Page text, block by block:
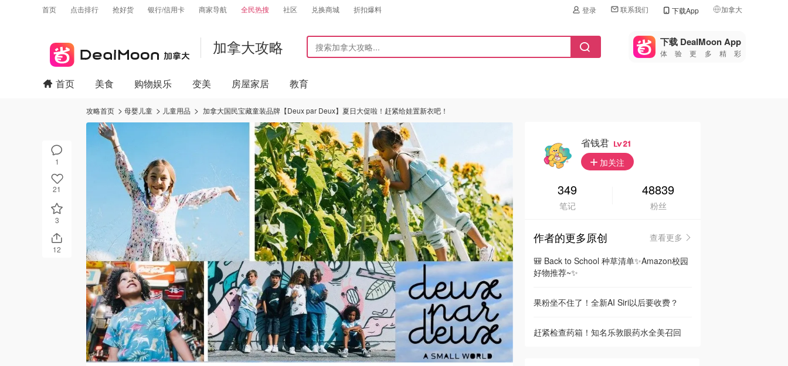
首页 点击排行 抢好货 银行/信用卡 商家导航 全民热搜 社区 兑换商城 折扣爆料 登录 联系我们 下载App 加拿大
🇺🇸
美国
🇨🇳中国
🇮🇹
🇦🇺
🇳🇿新西兰
加拿大攻略 下载 DealMoon App
体验更多精彩
1
21
3
12
首页 美食 购物娱乐 变美 房屋家居 教育
攻略首页 母婴儿童 儿童用品 加拿大国民宝藏童装品牌【Deux par Deux】夏日大促啦！赶紧给娃置新衣吧！
省钱君 21
加关注
349
笔记
48839
粉丝
作者的更多原创
查看更多
🎒 Back to School 种草清单✨Amazon校园
好物推荐~✨
果粉坐不住了！全新AI Siri以后要收费？
赶紧检查药箱！知名乐敦眼药水全美召回